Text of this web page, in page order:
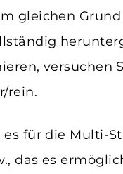
gleichen
versuchen
rein.
für die Multi-
das es